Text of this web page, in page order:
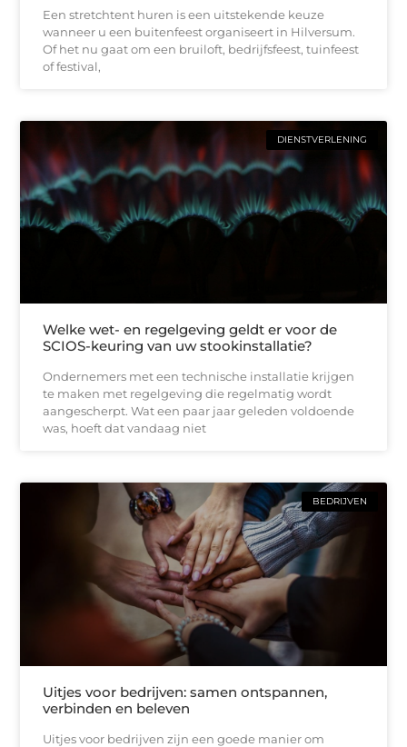
Een stretchtent huren is een uitstekende keuze
wanneer u een buitenfeest organiseert in Hilversum.
Of het nu gaat om een bruiloft, bedrijfsfeest, tuinfeest
of festival,
DIENSTVERLENING
Welke wet- en regelgeving geldt er voor de
SCIOS-keuring van uw stookinstallatie?
Ondernemers met een technische installatie krijgen
te maken met regelgeving die regelmatig wordt
aangescherpt. Wat een paar jaar geleden voldoende
was, hoeft dat vandaag niet
BEDRIJVEN
Uitjes voor bedrijven: samen ontspannen,
verbinden en beleven
Uitjes voor bedrijven zijn een goede manier om